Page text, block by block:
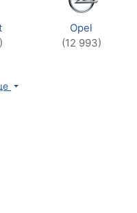
Opel
(12 993)